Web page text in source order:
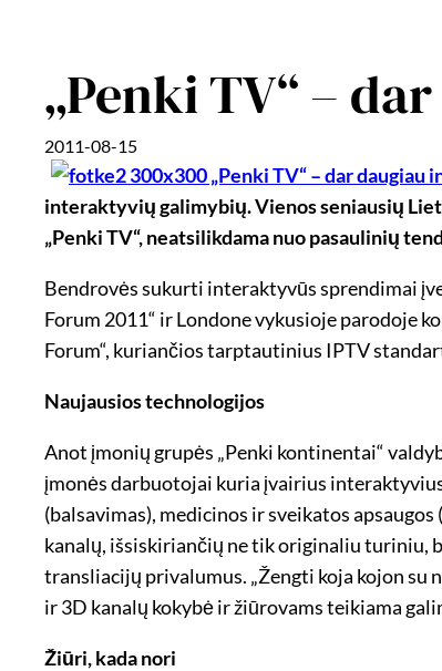
„Penki TV“ –
2011-08-15
interaktyvių galimybių. Vienos seniausių
„Penki TV“, neatsilikdama nuo pasaulinių
Bendrovės sukurti interaktyvūs sprendimai
Forum 2011“ ir Londone vykusioje parodoje
Forum“, kuriančios tarptautinius IPTV
Naujausios technologijos
Anot įmonių grupės „Penki kontinentai“
įmonės darbuotojai kuria įvairius
(balsavimas), medicinos ir sveikatos
kanalų, išsiskiriančių ne tik originaliu turiniu,
transliacijų privalumus. „Žengti koja kojon su
ir 3D kanalų kokybė ir žiūrovams teikiama
Žiūri, kada nori